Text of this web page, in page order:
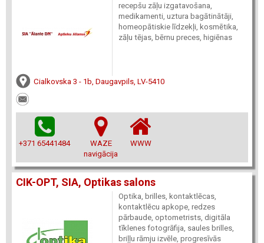
recepšu zāļu izgatavošana,
medikamenti, uztura bagātinātāji,
homeopātiskie līdzekļi, kosmētika,
zāļu tējas, bērnu preces, higiēnas
Cialkovska 3 - 1b, Daugavpils, LV-5410
+371 65441484
WAZE
navigācija
WWW
CIK-OPT, SIA, Optikas salons
Optika, brilles, kontaktlēcas,
kontaktlēcu apkope, redzes
pārbaude, optometrists, digitāla
tīklenes fotogrāfija, saules brilles,
briļļu rāmju izvēle, progresīvās